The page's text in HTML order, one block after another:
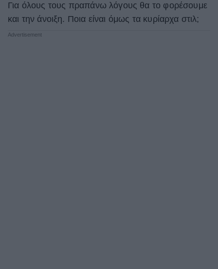
Για όλους τους πραπάνω λόγους θα το φορέσουμε
και την άνοιξη. Ποια είναι όμως τα κυρίαρχα στιλ;